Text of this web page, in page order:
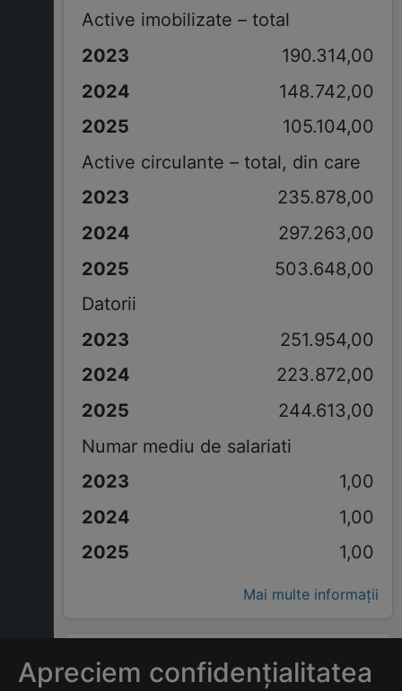
Active imobilizate – total
190.314,00
148.742,00
105.104,00
Active circulante – total, din care
235.878,00
297.263,00
503.648,00
Datorii
251.954,00
223.872,00
244.613,00
Numar mediu de salariati
1,00
1,00
1,00
Mai multe informații
ÎNTREBĂRI FRECVENTE
Apreciem confidențialitatea